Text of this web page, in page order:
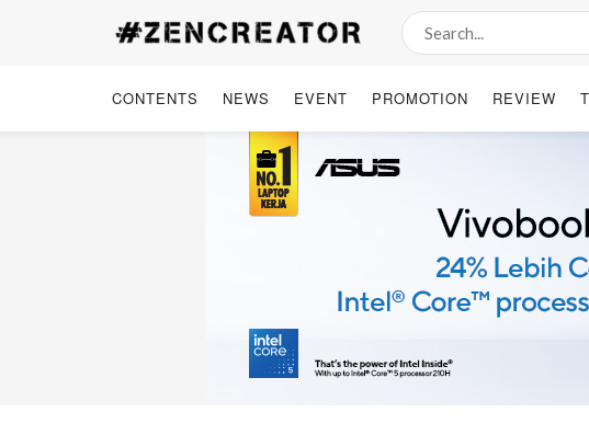
CONTENTS NEWS EVENT PROMOTION REVIEW